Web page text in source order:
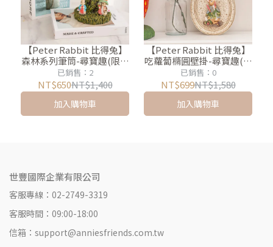
【Peter Rabbit 比得兔】
森林系列筆筒-尋寶趣(限時
優惠5折)
已銷售：2
NT$650NT$1,400
加入購物車
【Peter Rabbit 比得兔】
吃蘿蔔橢圓壁掛-尋寶趣(限
時優惠55折)
已銷售：0
NT$699NT$1,580
加入購物車
世豐國際企業有限公司
客服專線：02-2749-3319
客服時間：09:00-18:00
信箱：support@anniesfriends.com.tw